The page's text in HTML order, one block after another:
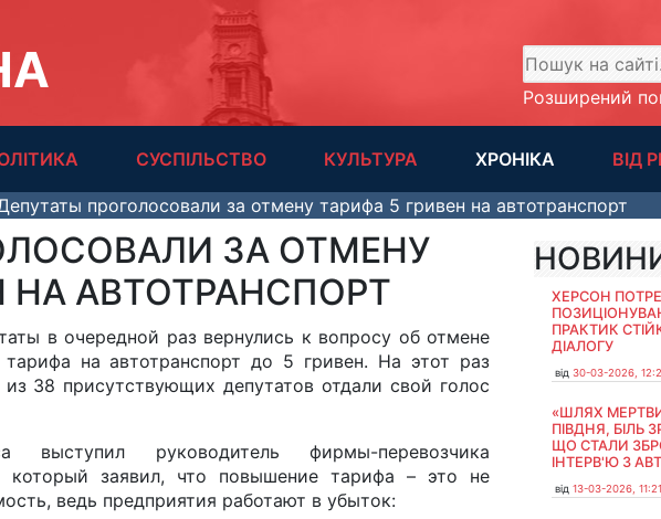
Розширений
СУСПІЛЬСТВО КУЛЬТУРА ХРОНІКА ВІД
проголосовали за отмену тарифа 5 гривен на автотранспорт
ЗА ОТМЕНУ
НА АВТОТРАНСПОРТ
в очередной раз вернулись к вопросу об отмене
на автотранспорт до 5 гривен. На этот раз
38 присутствующих депутатов отдали свой голос
выступил руководитель фирмы-перевозчика
который заявил, что повышение тарифа – это не
ведь предприятия работают в убыток:
ХЕРСОН
ПРАКТИК
ДІАЛОГУ
від 30-03-2026,
«ШЛЯХ
ПІВДНЯ, БІЛЬ
ЩО СТАЛИ
ІНТЕРВ'Ю З
від 13-03-2026, 11:21